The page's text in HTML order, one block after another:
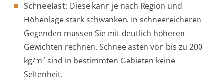
Schneelast: Diese kann je nach Region und
Höhenlage stark schwanken. In schneereicheren
Gegenden müssen Sie mit deutlich höheren
Gewichten rechnen. Schneelasten von bis zu 200
kg/m² sind in bestimmten Gebieten keine
Seltenheit.